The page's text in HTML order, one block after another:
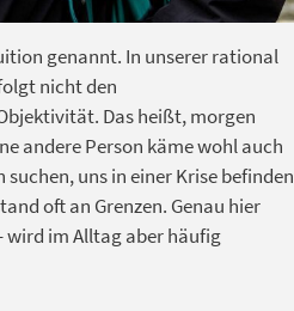
genannt. In unserer rational
nicht den
Das heißt, morgen
andere Person käme wohl auch
uns in einer Krise befinden
oft an Grenzen. Genau hier
wird im Alltag aber häufig